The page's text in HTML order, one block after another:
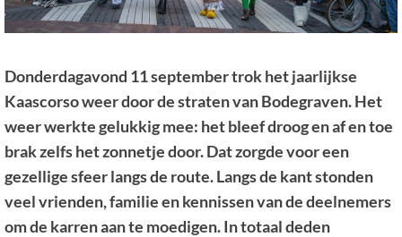
Donderdagavond 11 september trok het jaarlijkse
Kaascorso weer door de straten van Bodegraven. Het
weer werkte gelukkig mee: het bleef droog en af en toe
brak zelfs het zonnetje door. Dat zorgde voor een
gezellige sfeer langs de route. Langs de kant stonden
veel vrienden, familie en kennissen van de deelnemers
om de karren aan te moedigen. In totaal deden